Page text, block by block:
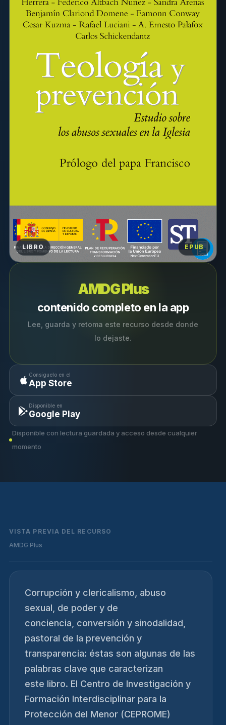
LIBRO EPUB
AMDG Plus
contenido completo en la app
Lee, guarda y retoma este recurso desde donde
lo dejaste.
Consíguelo en el
App Store
Disponible en
Google Play
Disponible con lectura guardada y acceso desde cualquier
momento
VISTA PREVIA DEL RECURSO
AMDG Plus
Corrupción y clericalismo, abuso
sexual, de poder y de
conciencia, conversión y sinodalidad,
pastoral de la prevención y
transparencia: éstas son algunas de las
palabras clave que caracterizan
este libro. El Centro de Investigación y
Formación Interdisciplinar para la
Protección del Menor (CEPROME)